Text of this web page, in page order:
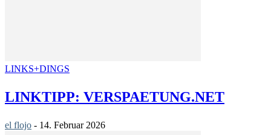
LINKS+DINGS
LINKTIPP: VERSPAETUNG.NET
el flojo - 14. Februar 2026